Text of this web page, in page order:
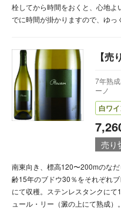
栓してから時間をおくと、心地よ
でに時間が掛かりますので、ゆっ
【
7年熟
ーノ
白ワ
売り
南東向き、標高120〜200mのな
齢15年のブドウ30％をそれぞれ
にて収穫。ステンレスタンクに
ュール・リー（澱の上にて熟成